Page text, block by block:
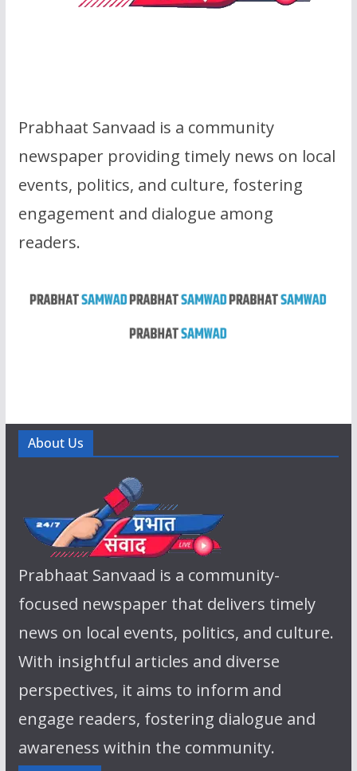
Prabhaat Sanvaad is a community
newspaper providing timely news on local
events, politics, and culture, fostering
engagement and dialogue among
readers.
About Us
Prabhaat Sanvaad is a community-
focused newspaper that delivers timely
news on local events, politics, and culture.
With insightful articles and diverse
perspectives, it aims to inform and
engage readers, fostering dialogue and
awareness within the community.